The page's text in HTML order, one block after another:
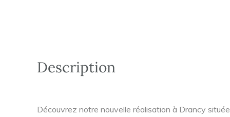
Description
Découvrez notre nouvelle réalisation à Drancy